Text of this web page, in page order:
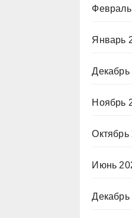
Январь
Декабрь
Ноябрь
Октябрь
Июнь
Декабрь